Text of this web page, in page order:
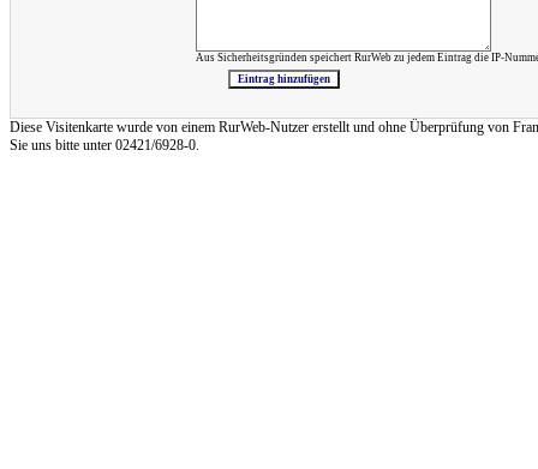
Aus Sicherheitsgründen speichert RurWeb zu jedem Eintrag die IP-
Diese Visitenkarte wurde von einem RurWeb-Nutzer erstellt und ohne Überprüfung von
Sie uns bitte unter 02421/6928-0.